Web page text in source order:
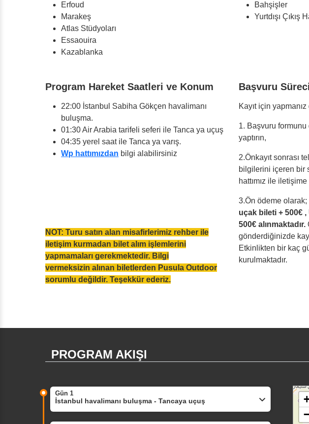
Erfoud
Marakeş
Atlas Stüdyoları
Essaouira
Kazablanka
Bahşişler
Yurtdışı Çıkış
Program Hareket Saatleri ve Konum
22:00 İstanbul Sabiha Gökçen havalimanı
buluşma.
01:30 Air Arabia tarifeli seferi ile Tanca ya uçuş
04:35 yerel saat ile Tanca ya varış.
Wp hattımızdan bilgi alabilirsiniz
NOT: Turu satın alan misafirlerimiz rehber ile
iletişim kurmadan bilet alım işlemlerini
yapmamaları gerekmektedir. Bilgi
vermeksizin alınan biletlerden Pusula Outdoor
sorumlu değildir. Teşekkür ederiz.
Başvuru
Kayıt için
1. Başvuru formunu
yaptırın,
2.Önkayıt sonrası
bilgilerini içeren bir
hattımız ile
3.⁠Ön ödeme olarak;
uçak bileti + 500€ ,
500€ alınmaktadır.
gönderdiğinizde
Etkinlikten bir kaç
kurulmaktadır.
PROGRAM AKIŞI
Gün 1
İstanbul havalimanı buluşma - Tancaya uçuş